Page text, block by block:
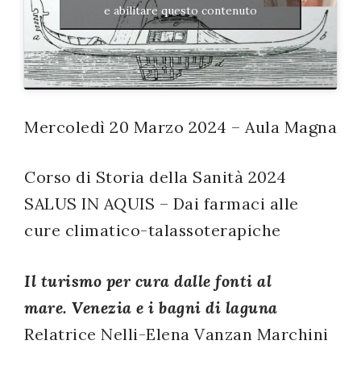
e abilitare questo contenuto
Mercoledì 20 Marzo 2024 – Aula Magna
Corso di Storia della Sanità 2024
SALUS IN AQUIS – Dai farmaci alle
cure climatico-talassoterapiche
Il turismo per cura dalle fonti al
mare. Venezia e i bagni di laguna
Relatrice Nelli-Elena Vanzan Marchini
decreto
legislativo
196/03
Registrazione
successo!